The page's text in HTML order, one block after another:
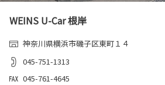
WEINS U-Car 根岸
神奈川県横浜市磯子区東町１４
045-751-1313
045-761-4645